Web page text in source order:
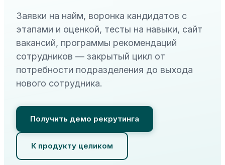
Заявки на найм, воронка кандидатов с
этапами и оценкой, тесты на навыки, сайт
вакансий, программы рекомендаций
сотрудников — закрытый цикл от
потребности подразделения до выхода
нового сотрудника.
Получить демо рекрутинга
К продукту целиком